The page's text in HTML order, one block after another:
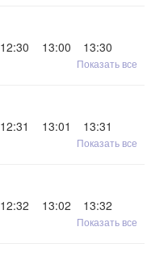
12:30 13:00
13:30
Показать все
12:31 13:01
13:31
Показать все
12:32 13:02
13:32
Показать все